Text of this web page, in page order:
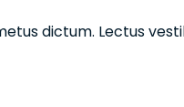
dictum. Lectus